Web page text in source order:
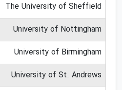
The University of Sheffield
University of Nottingham
University of Birmingham
University of St. Andrews